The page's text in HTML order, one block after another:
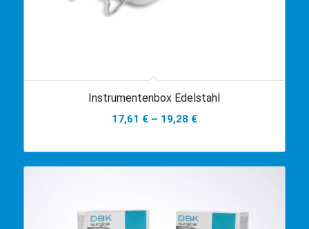
Instrumentenbox Edelstahl
17,61 €– 19,28 €